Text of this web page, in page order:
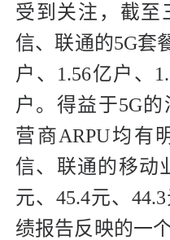
受到关注，截至
信、联通的5G套
户、1.56亿户、
户。得益于5G
营商ARPU均有
信、联通的移动
元、45.4元、
绩报告反映的一